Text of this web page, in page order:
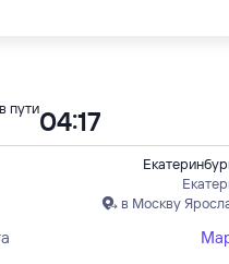
в Москву
04:17
пути